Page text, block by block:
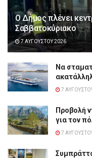
Ο Δήμος πλένει
Σαββατοκύριακο
7 ΑΥΓΟΎΣΤΟΥ 2026
Να
7
Προβολή
για τον
7